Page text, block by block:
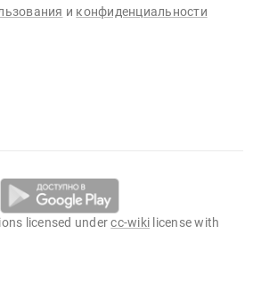
и конфиденциальности
licensed undercc-wiki license with